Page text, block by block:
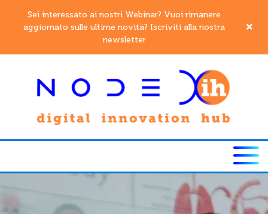
Sei interessato ai nostri Webinar? Vuoi rimanere
aggiornato sulle ultime novitá? Iscriviti alla nostra
newsletter